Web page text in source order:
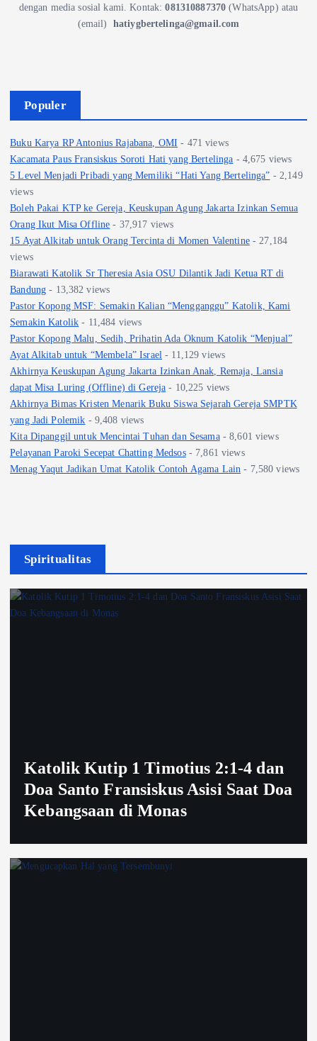
dengan media sosial kami.Kontak:081310887370(WhatsApp) atau
(email) hatiygbertelinga@gmail.com
Populer
Buku Karya RP Antonius Rajabana, OMI - 471 views
Kacamata Paus Fransiskus Soroti Hati yang Bertelinga - 4,675 views
5 Level Menjadi Pribadi yang Memiliki “Hati Yang Bertelinga” - 2,149
views
Boleh Pakai KTP ke Gereja, Keuskupan Agung Jakarta Izinkan Semua
Orang Ikut Misa Offline - 37,917 views
15 Ayat Alkitab untuk Orang Tercinta di Momen Valentine- 27,184
views
Biarawati Katolik Sr Theresia Asia OSU Dilantik Jadi Ketua RT di
Bandung - 13,382 views
Pastor Kopong MSF: Semakin Kalian “Mengganggu” Katolik, Kami
Semakin Katolik - 11,484 views
Pastor Kopong Malu, Sedih, Prihatin Ada Oknum Katolik “Menjual”
Ayat Alkitab untuk “Membela” Israel - 11,129 views
Akhirnya Keuskupan Agung Jakarta Izinkan Anak, Remaja, Lansia
dapat Misa Luring (Offline) di Gereja - 10,225 views
Akhirnya Bimas Kristen Menarik Buku Siswa Sejarah Gereja SMPTK
yang Jadi Polemik - 9,408 views
Kita Dipanggil untuk Mencintai Tuhan dan Sesama- 8,601 views
Pelayanan Paroki Secepat Chatting Medsos- 7,861 views
Menag Yaqut Jadikan Umat Katolik Contoh Agama Lain - 7,580 views
Spiritualitas
Katolik Kutip 1 Timotius 2:1-4 dan
Doa Santo Fransiskus Asisi Saat Doa
Kebangsaan di Monas